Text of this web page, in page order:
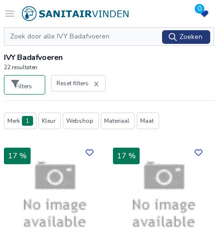
Open menu
Logo sanitairvinden.nl 0
Zoeken
Zoeken
IVY Badafvoeren
22resultaten
Filters Reset filters
Producten
Merk 1 Kleur Webshop Materiaal Maat
17 % 17 %